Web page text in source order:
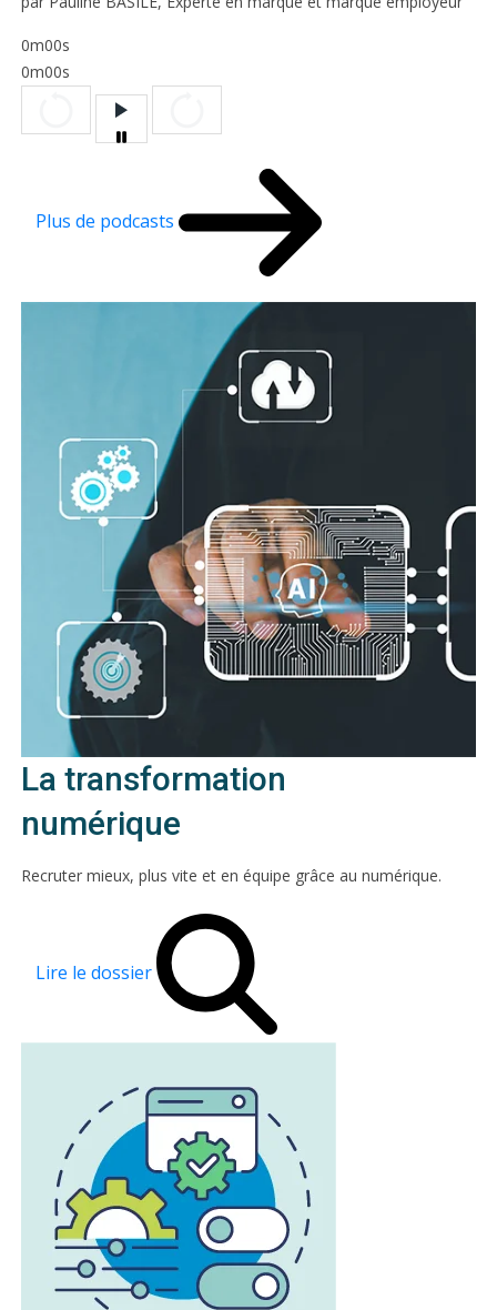
0m00s
0m00s
Plus de podcasts
La transformation
numérique
Recruter mieux, plus vite et en équipe grâce au numérique.
Lire le dossier